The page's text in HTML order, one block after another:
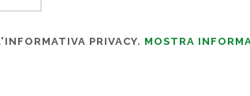
PRIVACY. MOSTRA